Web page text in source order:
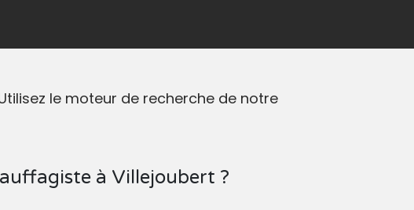
le moteur de recherche de notre
à Villejoubert ?